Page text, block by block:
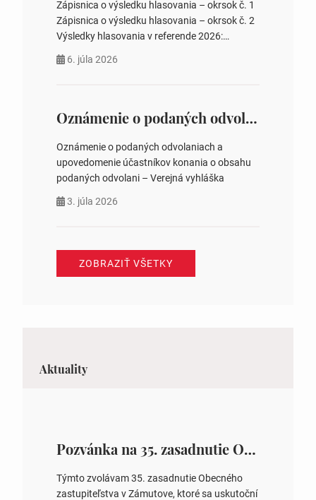
obecného pozemku –…
Zápisnica o výsledku hlasovania – okrsok č. 1
Zápisnica o výsledku hlasovania – okrsok č. 2
Výsledky hlasovania v referende 2026:
na hlasovaní https://www.volbysr.sk/…
6. júla 2026
Oznámenie o podaných odvolaniach a upovedomenie účastníkov konania o obsahu podaných odvolani – Verejná vyhláška
Oznámenie o podaných odvolaniach a
upovedomenie účastníkov konania o obsahu
podaných odvolani – Verejná vyhláška
3. júla 2026
ZOBRAZIŤ VŠETKY
Aktuality
Pozvánka na 35. zasadnutie OZ v Zámutove
Týmto zvolávam 35. zasadnutie Obecného
zastupiteľstva v Zámutove, ktoré sa uskutoční